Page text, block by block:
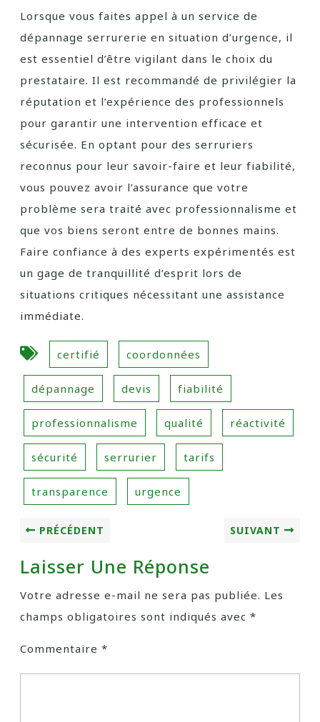
Lorsque vous faites appel à un service de
dépannage serrurerie en situation d’urgence, il
est essentiel d’être vigilant dans le choix du
prestataire. Il est recommandé de privilégier la
réputation et l’expérience des professionnels
pour garantir une intervention efficace et
sécurisée. En optant pour des serruriers
reconnus pour leur savoir-faire et leur fiabilité,
vous pouvez avoir l’assurance que votre
problème sera traité avec professionnalisme et
que vos biens seront entre de bonnes mains.
Faire confiance à des experts expérimentés est
un gage de tranquillité d’esprit lors de
situations critiques nécessitant une assistance
immédiate.
certifié coordonnées
dépannage devis fiabilité
professionnalisme qualité réactivité
sécurité serrurier tarifs
transparence urgence
PRÉCÉDENT SUIVANT
Laisser Une Réponse
Votre adresse e-mail ne sera pas publiée. Les
champs obligatoires sont indiqués avec *
Commentaire *